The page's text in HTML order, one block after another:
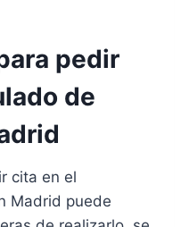
pedir
de
cita en el
Madrid puede